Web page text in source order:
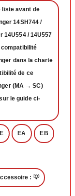
liste avant de
14SH744 /
14U554 / 14U557
compatibilité
dans la charte
de ce
(MA → SC)
le guide ci-
EA EB
: 💡